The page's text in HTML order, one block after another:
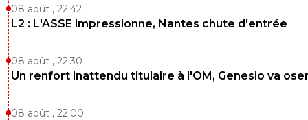
08 août , 22:42
L2 : L'ASSE impressionne, Nantes chute d'entrée
08 août , 22:30
Un renfort inattendu titulaire à l'OM, Genesio va
08 août , 22:00